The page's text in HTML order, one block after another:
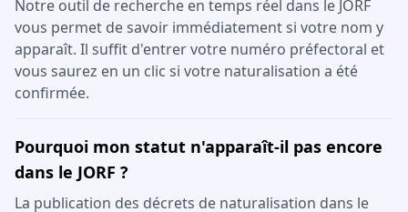
Notre outil de recherche en temps réel dans le JORF
vous permet de savoir immédiatement si votre nom y
apparaît. Il suffit d'entrer votre numéro préfectoral et
vous saurez en un clic si votre naturalisation a été
confirmée.
Pourquoi mon statut n'apparaît-il pas encore
dans le JORF ?
La publication des décrets de naturalisation dans le